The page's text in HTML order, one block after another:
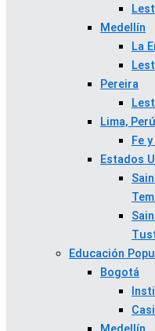
Medellín
La
Pereira
Lima, Perú
Fe
Estados
Educación
Bogotá